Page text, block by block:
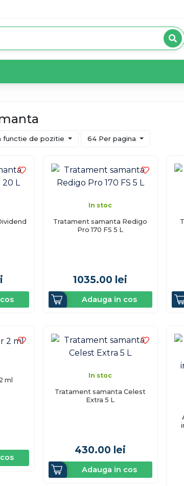
functie de pozitie 64 Per pagina
In stoc
Tratament samanta Redigo
Pro 170 FS 5 L
1035.00 lei
Adauga in cos
ml
In stoc
Tratament samanta Celest
Extra 5 L
430.00 lei
Adauga in cos